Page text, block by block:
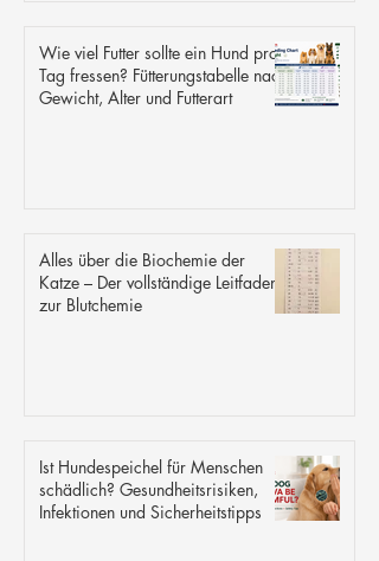
Wie viel Futter sollte ein Hund pro
Tag fressen? Fütterungstabelle nach
Gewicht, Alter und Futterart
Alles über die Biochemie der
Katze – Der vollständige Leitfaden
zur Blutchemie
Ist Hundespeichel für Menschen
schädlich? Gesundheitsrisiken,
Infektionen und Sicherheitstipps